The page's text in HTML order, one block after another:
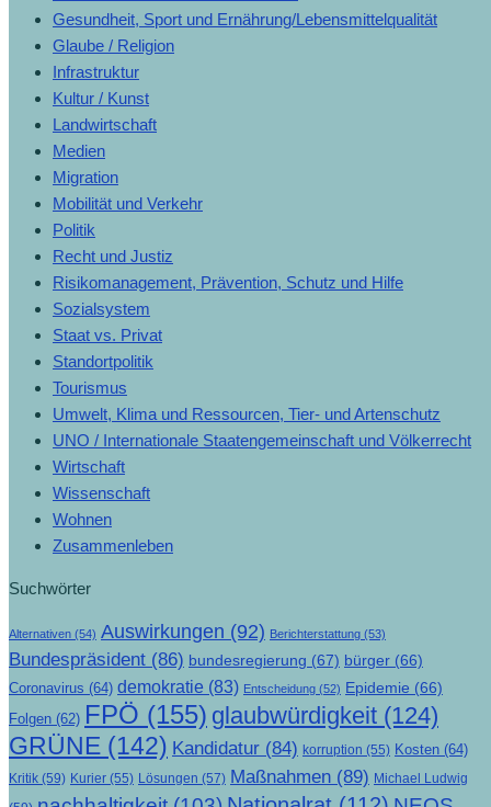
Gesundheit, Sport und Ernährung/Lebensmittelqualität
Glaube / Religion
Infrastruktur
Kultur / Kunst
Landwirtschaft
Medien
Migration
Mobilität und Verkehr
Politik
Recht und Justiz
Risikomanagement, Prävention, Schutz und Hilfe
Sozialsystem
Staat vs. Privat
Standortpolitik
Tourismus
Umwelt, Klima und Ressourcen, Tier- und Artenschutz
UNO / Internationale Staatengemeinschaft und Völkerrecht
Wirtschaft
Wissenschaft
Wohnen
Zusammenleben
Suchwörter
Alternativen (54) Auswirkungen (92) Berichterstattung (53)
Bundespräsident (86) bundesregierung (67) bürger (66)
Coronavirus (64) demokratie (83) Entscheidung (52) Epidemie (66)
Folgen (62) FPÖ (155) glaubwürdigkeit (124)
GRÜNE (142) Kandidatur (84) korruption (55) Kosten (64)
Kritik (59) Kurier (55) Lösungen (57) Maßnahmen (89) Michael Ludwig